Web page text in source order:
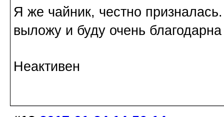
Я же чайник, честно
выложу и буду очень
Неактивен